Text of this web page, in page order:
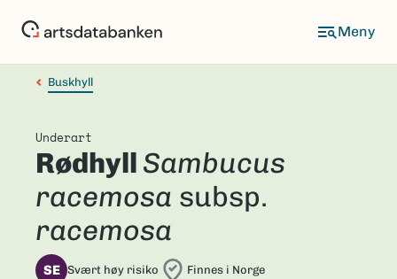
Buskhyll
Underart
Rødhyll Sambucus
racemosa subsp.
racemosa
SE Svært høy risiko Finnes i Norge